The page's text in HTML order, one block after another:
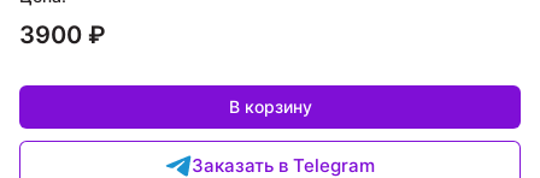
3900 ₽
В корзину
Заказать в Telegram